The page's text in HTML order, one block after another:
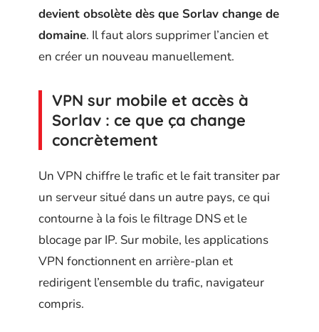
devient obsolète dès que Sorlav change de
domaine. Il faut alors supprimer l’ancien et
en créer un nouveau manuellement.
VPN sur mobile et accès à
Sorlav : ce que ça change
concrètement
Un VPN chiffre le trafic et le fait transiter par
un serveur situé dans un autre pays, ce qui
contourne à la fois le filtrage DNS et le
blocage par IP. Sur mobile, les applications
VPN fonctionnent en arrière-plan et
redirigent l’ensemble du trafic, navigateur
compris.